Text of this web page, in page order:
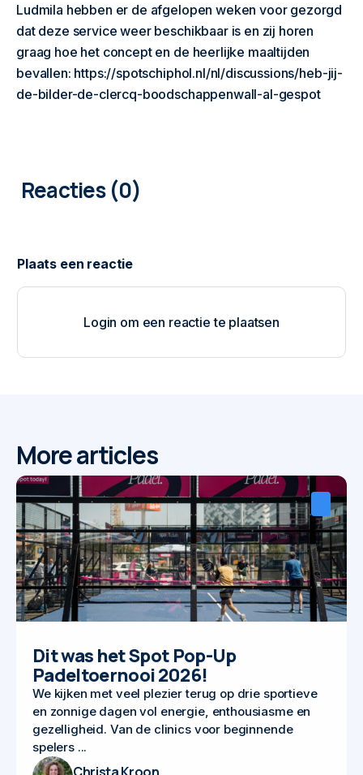
Ludmila hebben er de afgelopen weken voor gezorgd
dat deze service weer beschikbaar is en zij horen
graag hoe het concept en de heerlijke maaltijden
bevallen: https://spotschiphol.nl/nl/discussions/heb-jij-
de-bilder-de-clercq-boodschappenwall-al-gespot
Login om een reactie te plaatsen
0
More articles
Dit was het Spot Pop-Up
Padeltoernooi 2026!
We kijken met veel plezier terug op drie sportieve
en zonnige dagen vol energie, enthousiasme en
gezelligheid. Van de clinics voor beginnende
spelers ...